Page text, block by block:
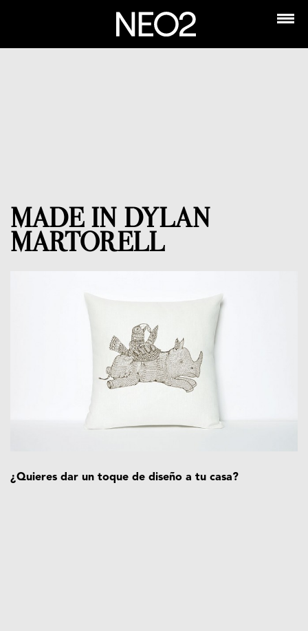
MADE IN DYLAN
MARTORELL
¿Quieres dar un toque de diseño a tu casa?